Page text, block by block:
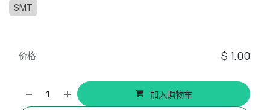
SMT
加入购物车
价格 $ 1.00